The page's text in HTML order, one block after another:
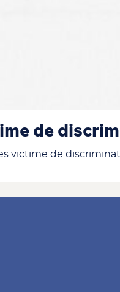
de
victime de